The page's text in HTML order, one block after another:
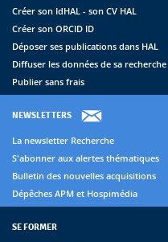
Créer son IdHAL - son CV HAL
Créer son ORCID ID
Déposer ses publications dans HAL
Diffuser les données de sa recherche
Publier sans frais
NEWSLETTERS
La newsletter Recherche
S'abonner aux alertes thématiques
Bulletin des nouvelles acquisitions
Dépêches APM et Hospimédia
SE FORMER